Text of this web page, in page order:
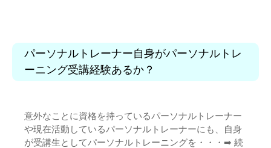
パーソナルトレーナー自身がパーソナルトレ
ーニング受講経験あるか？
意外なことに資格を持っているパーソナルトレーナー
や現在活動しているパーソナルトレーナーにも、自身
が受講生としてパーソナルトレーニングを・・・➡︎ 続